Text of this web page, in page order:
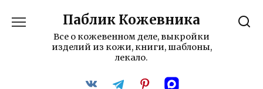
содержанию
Паблик Кожевника
Все о кожевенном деле, выкройки
изделий из кожи, книги, шаблоны,
лекало.